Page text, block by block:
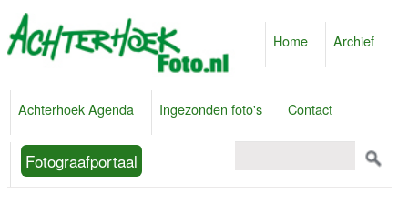
Home Archief
Achterhoek Agenda Ingezonden foto's Contact
Fotograafportaal